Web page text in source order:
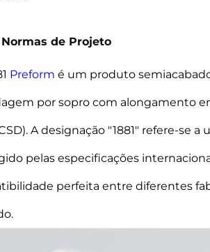
de Projeto
Preform é um produto
por sopro com alongamento
A designação "1881" refere-se
pelas especificações
perfeita entre diferentes